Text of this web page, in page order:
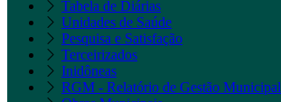
Tabela de Diárias
Unidades de Saúde
Pesquisa e Satisfação
Terceirizados
Inidôneas
RGM - Relatório de Gestão Municipal